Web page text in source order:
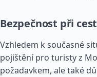
Bezpečnost při
Vzhledem k současné
pojištění pro turisty z
požadavkem, ale také